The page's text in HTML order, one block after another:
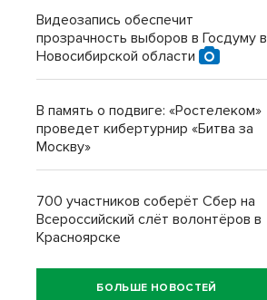
Видеозапись обеспечит
прозрачность выборов в Госдуму в
Новосибирской области
В память о подвиге: «Ростелеком»
проведет кибертурнир «Битва за
Москву»
700 участников соберёт Сбер на
Всероссийский слёт волонтёров в
Красноярске
БОЛЬШЕ НОВОСТЕЙ